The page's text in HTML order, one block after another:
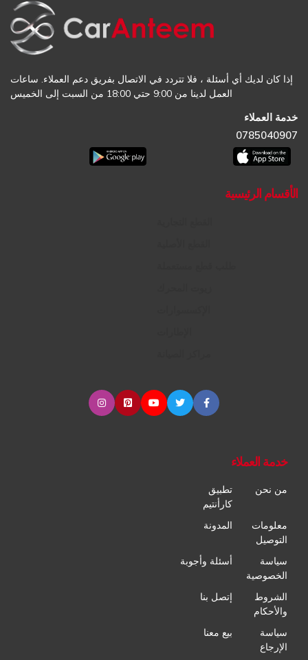
إذا كان لديك أي أسئلة ، فلا تتردد في الاتصال بفريق دعم العملاء. ساعات
العمل لدينا من 9:00 حتي 18:00 من السبت إلى الخميس
خدمة العملاء
0785040907
الأقسام الرئيسية
خدمة العملاء
من نحن
تطبيق
كارأنتيم
معلومات
التوصيل
المدونة
سياسة
الخصوصية
أسئلة وأجوبة
الشروط
والأحكام
إتصل بنا
سياسة
الإرجاع
بيع معنا